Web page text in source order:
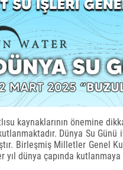
kaynaklarının önemine
Dünya Su
Birleşmiş Milletler Genel
dünya çapında kutlanmaya